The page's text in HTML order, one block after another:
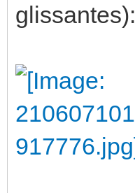
glissantes):